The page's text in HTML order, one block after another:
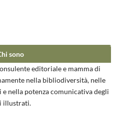
sono
editoriale e mamma di
nella bibliodiversità, nelle
nella potenza comunicativa degli
illustrati.